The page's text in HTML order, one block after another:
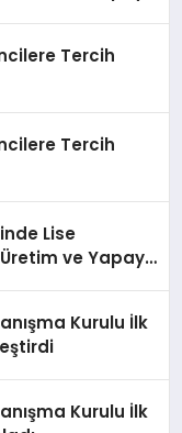
Tercih
Tercih
Lise
ve Yapay
Kurulu İlk
Kurulu İlk